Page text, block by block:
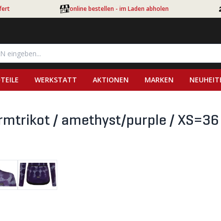
online bestellen - im Laden abholen
WERKSTATT AKTIONEN MARKEN
/ amethyst/purple / XS=36